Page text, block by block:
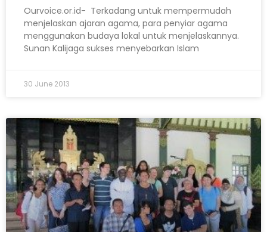
Ourvoice.or.id- Terkadang untuk mempermudah
menjelaskan ajaran agama, para penyiar agama
menggunakan budaya lokal untuk menjelaskannya.
Sunan Kalijaga sukses menyebarkan Islam
30 June 2013